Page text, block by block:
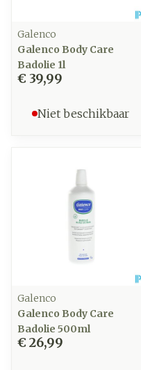
Galenco
Galenco Body Care
Badolie 1l
€ 39,99
Niet beschikbaar
Galenco
Galenco Body Care
Badolie 500ml
€ 26,99